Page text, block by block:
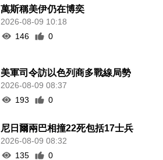
萬斯稱美伊仍在博奕
2026-08-09 10:18
146
0
美軍司令訪以色列商多戰線局勢
2026-08-09 08:37
193
0
尼日爾兩巴相撞22死包括17士兵
2026-08-09 08:32
135
0